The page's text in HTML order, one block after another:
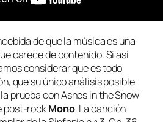
de que la mú­si­ca es una
ca­re­ce de con­te­ni­do. Si así
con­si­de­rar que es to­do
que su úni­co aná­li­sis po­si­ble
prue­ba conAshes in the Snow
post-rockMono. La can­ción